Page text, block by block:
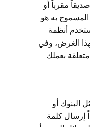
مقرباً أو
المسموح به هو
أنظمة
الغرض، وفي
بعملك
البنوك أو
إرسال كلمة